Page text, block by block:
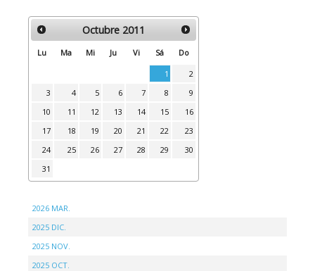
Octubre 2011
Lu Ma Mi Ju Vi Sá Do
1
2
3
4 5 6 7 8
9
10
11 12 13 14 15
16
17
18 19 20 21 22
23
24
25 26 27 28 29
30
31
2026 MAR.
2025 DIC.
2025 NOV.
2025 OCT.